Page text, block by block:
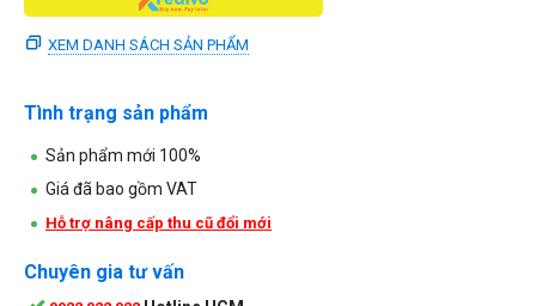
XEM DANH SÁCH SẢN PHẨM
Tình trạng sản phẩm
Sản phẩm mới 100%
Giá đã bao gồm VAT
Hỗ trợ nâng cấp thu cũ đổi mới
Chuyên gia tư vấn